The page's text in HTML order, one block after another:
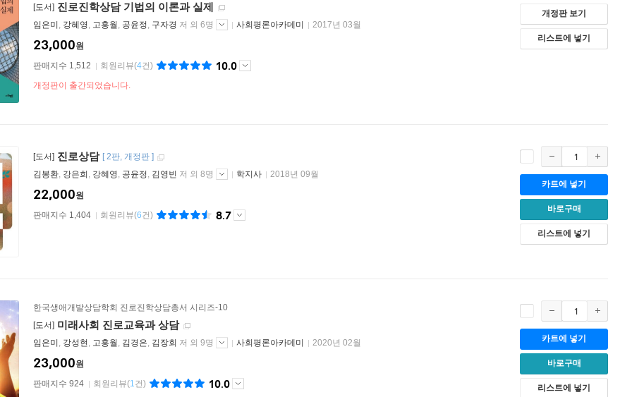
[도서] 진로진학상담 기법의 이론과 실제
임은미 , 강혜영, 고홍월 , 공윤정, 구자경 저 외 6명 사회평론아카데미 2017년 03월
23,000원
판매지수 1,512
회원리뷰(4건) 10.0
개정판이 출간되었습니다.
개정판 보기
리스트에 넣기
[도서] 진로상담 [2판 개정판 ]
김봉환, 강은희 , 강혜영, 공윤정, 김영빈 저 외 8명 학지사 2018년 09월
22,000원
판매지수 1,404
회원리뷰(6건) 8.7
카트에 넣기
바로구매
리스트에 넣기
한국생애개발상담학회 진로진학상담총서 시리즈-10
[도서] 미래사회 진로교육과 상담
임은미 , 강성현 , 고홍월 , 김경은, 김장회 저 외 9명 사회평론아카데미 2020년 02월
23,000원
판매지수 924
회원리뷰(1건) 10.0
카트에 넣기
바로구매
리스트에 넣기